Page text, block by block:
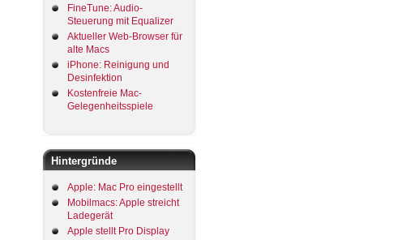
FineTune: Audio-
Steuerung mit Equalizer
Aktueller Web-Browser für
alte Macs
iPhone: Reinigung und
Desinfektion
Kostenfreie Mac-
Gelegenheitsspiele
Hintergründe
Apple: Mac Pro eingestellt
Mobilmacs: Apple streicht
Ladegerät
Apple stellt Pro Display